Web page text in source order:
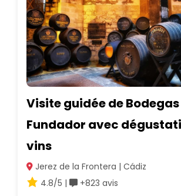
Visite guidée de Bodegas
Fundador avec
vins
Jerez de la Frontera | Cádiz
4.8/5 |
+823 avis